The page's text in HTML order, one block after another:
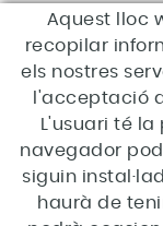
*Aquesta acció
subvencionada pel
d'Ocupació de
marc dels Programes
al desenvolupament
Aquest lloc
recopilar
els nostres
l'acceptació
L'usuari té
navegador
siguin
haurà de